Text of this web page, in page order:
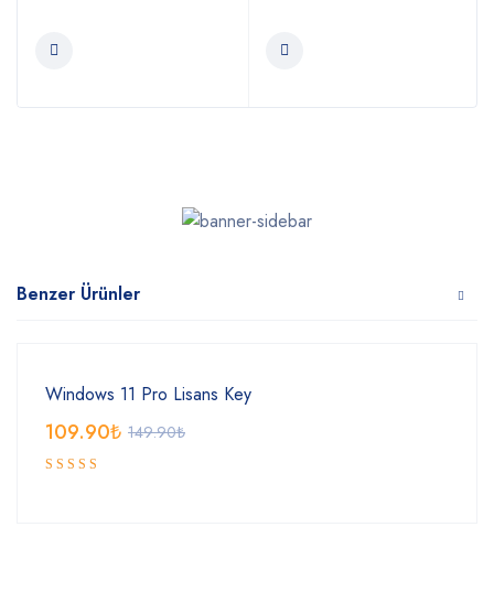
5.00
aldı
5.00
aldı
Benzer Ürünler
Windows 11 Pro Lisans Key
149.90₺
109.90₺